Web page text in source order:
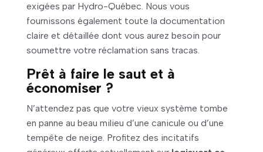
exigées par Hydro-Québec. Nous vous
fournissons également toute la documentation
claire et détaillée dont vous aurez besoin pour
soumettre votre réclamation sans tracas.
Prêt à faire le saut et à
économiser ?
N’attendez pas que votre vieux système tombe
en panne au beau milieu d’une canicule ou d’une
tempête de neige. Profitez des incitatifs